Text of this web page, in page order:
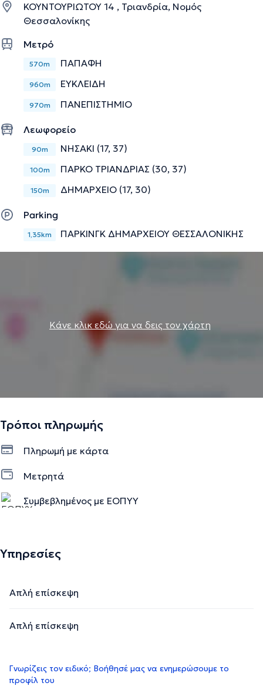
ΚΟΥΝΤΟΥΡΙΩΤΟΥ 14 , Τριανδρία, Νομός
Θεσσαλονίκης
Μετρό
570m ΠΑΠΑΦΗ
960m ΕΥΚΛΕΙΔΗ
970m ΠΑΝΕΠΙΣΤΗΜΙΟ
Λεωφορείο
90m ΝΗΣΑΚΙ (17, 37)
100m ΠΑΡΚΟ ΤΡΙΑΝΔΡΙΑΣ (30, 37)
150m ΔΗΜΑΡΧΕΙΟ (17, 30)
Parking
1,35km ΠΑΡΚΙΝΓΚ ΔΗΜΑΡΧΕΙΟΥ ΘΕΣΣΑΛΟΝΙΚΗΣ
Κάνε κλικ εδώ για να δεις τον χάρτη
Τρόποι πληρωμής
Πληρωμή με κάρτα
Μετρητά
Συμβεβλημένος με ΕΟΠΥΥ
Υπηρεσίες
Απλή επίσκεψη
Απλή επίσκεψη
Γνωρίζεις τον ειδικό; Βοήθησέ μας να ενημερώσουμε το
προφίλ του